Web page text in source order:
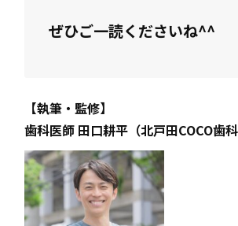
ぜひご一読くださいね^^
【執筆・監修】
歯科医師 田口耕平（北戸田COCO歯科